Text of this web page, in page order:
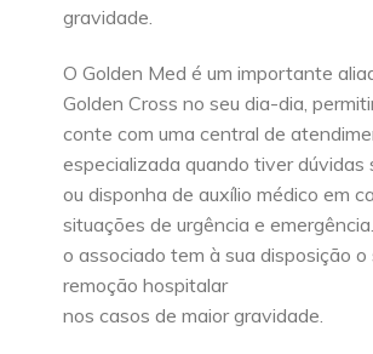
gravidade.
O Golden Med é um importante
Golden Cross no seu dia-dia,
conte com uma central de
especializada quando tiver dúvidas
ou disponha de auxílio médico em
situações de urgência e
o associado tem à sua disposição o
remoção hospitalar
nos casos de maior gravidade.